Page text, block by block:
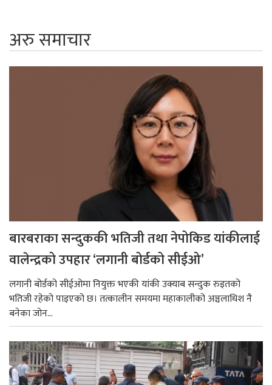
अरु समाचार
बारबराका सन्दुककी भतिजी तथा नेपोकिड यांकीलाई
वालेन्द्रको उपहार ‘लगानी बोर्डको सीईओ’
लगानी बोर्डको सीईओमा नियुक्त भएकी यांकी उक्याब सन्दुक रुइतको
भतिजी रहेको पाइएको छ। तत्कालीन समयमा महाकालीको अञ्चलाधिश नै
बनेका जोन...